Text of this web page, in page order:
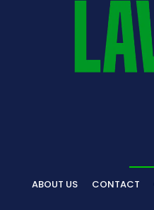
ABOUT US CONTACT